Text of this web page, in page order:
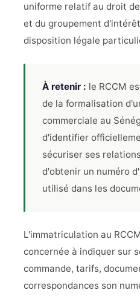
uniforme relatif au droit
et du groupement
disposition légale
À retenir : le RCCM
de la formalisation
commerciale au
d'identifier
sécuriser ses
d'obtenir un numéro
utilisé dans les
L'immatriculation au
concernée à indiquer sur
commande, tarifs,
correspondances son